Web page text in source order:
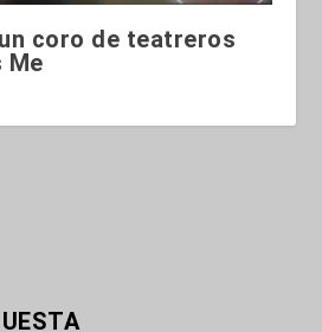
coro de teatreros
Me